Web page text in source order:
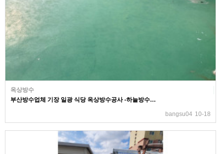
옥상방수
부산방수업체 기장 일광 식당 옥상방수공사 -하늘방수…
bangsu04 10-18